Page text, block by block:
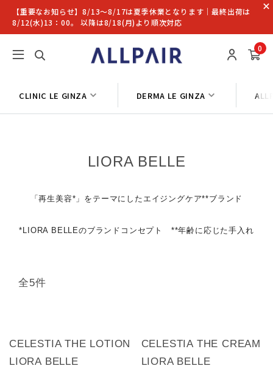
【重要なお知らせ】8/13〜8/17は夏季休業となります｜最終出荷は
8/12(水)13：00。 以降は8/18(月)より順次対応
0
CLINIC LE GINZA DERMA LE GINZA
LIORA BELLE
「再生美容*」をテーマにしたエイジングケア**ブランド
*LIORA BELLEのブランドコンセプト **年齢に応じた手入れ
全5件
CELESTIA THE LOTION
LIORA BELLE
CELESTIA THE CREAM
LIORA BELLE